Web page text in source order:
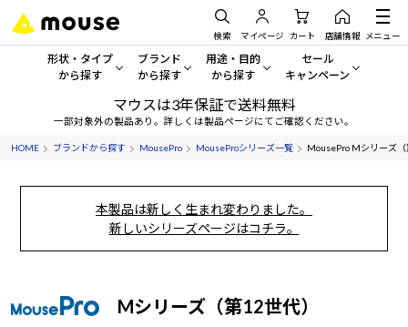
検索 マイページ カート 店舗情報 メニュー
形状・タイプ
から探す
形状・タイプから探す をすべてみる
デスクトップPC
ブランド
から探す
mouse
G TUNE
用途・目的
から探す
一般向けパソコン
ゲーミングPC・ゲーム向けパソコン
セール
キャンペーン
セール・キャンペー
期間限定セール
アウトレットパソコン
すべて新品の旧モデル製品
マウスは3年保証で送料無料
一部対象外の製品あり。詳しくは製品ページにてご確認ください。
HOME ブランドから探す MousePro MouseProシリーズ一覧 MousePro Mシリーズ
本製品は新しく生まれ変わりました。
新しいシリーズページはコチラ。
Mシリーズ（第12世代）